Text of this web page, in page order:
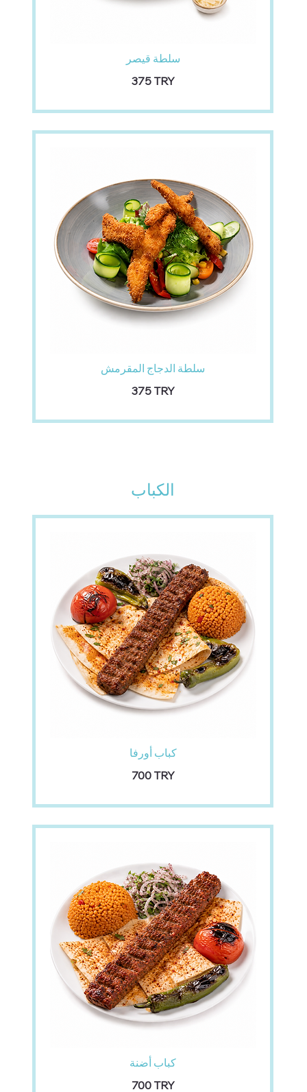
سلطة قيصر
‏375 TRY
سلطة الدجاج المقرمش
‏375 TRY
الكباب
كباب أورفا
‏700 TRY
كباب أضنة
‏700 TRY